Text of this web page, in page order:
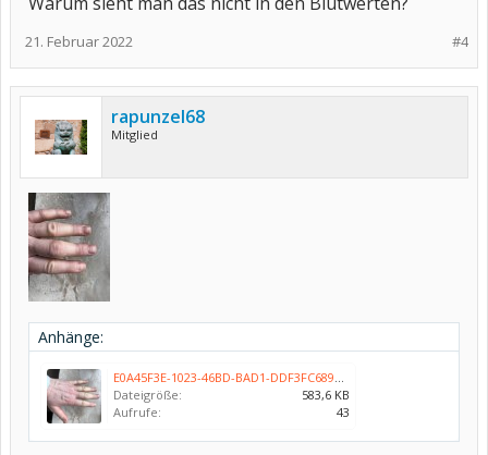
#4
21. Februar 2022
rapunzel68
Mitglied
Anhänge:
E0A45F3E-1023-46BD-BAD1-DDF3FC689DC3.jpeg
Dateigröße:
583,6 KB
Aufrufe:
43